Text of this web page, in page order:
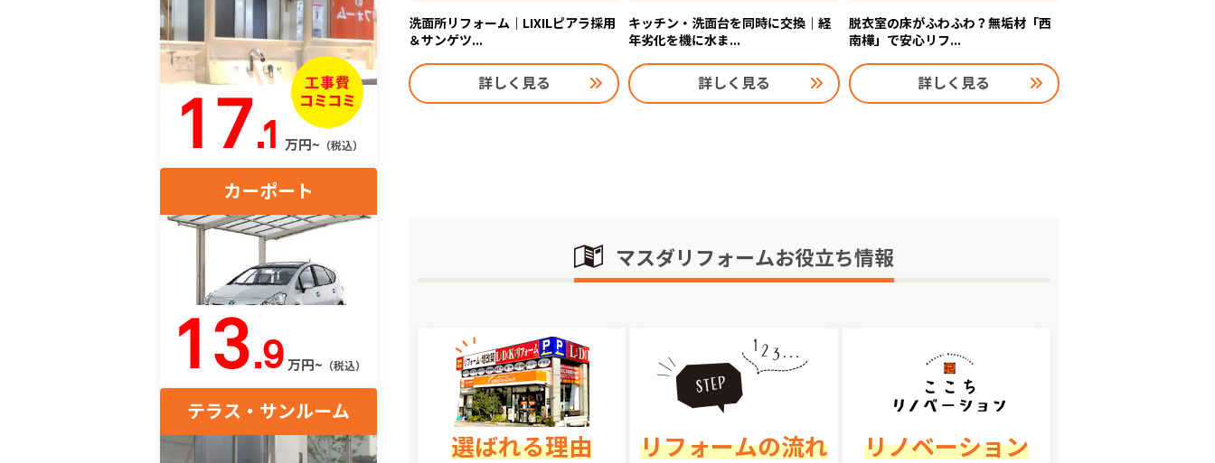
洗面所リフォーム｜LIXILピアラ採用
＆サンゲツ...
詳しく見る
キッチン・洗面台を同時に交換｜経
年劣化を機に水ま...
詳しく見る
脱衣室の床がふわふわ？無垢材「西
南樺」で安心リフ...
詳しく見る
マスダリフォームお役立ち情報
選ばれる理由 リフォームの流れ リノベーション
17.1 万円~ （税込）
カーポート
13.9 万円~ （税込）
テラス・サンルーム